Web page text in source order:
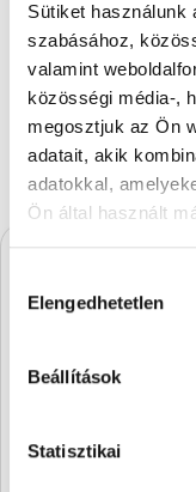
Sütiket használunk
szabásához,
valamint
közösségi média-,
megosztjuk az Ön
adatait, akik
adatokkal,
Ön által használt
kiválasztása
Elengedhetetlen
Beállítások
Statisztikai
Elder cream
100
A
Iratkozz fel,